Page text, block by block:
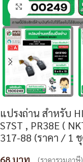
Click to enlarge
แปรงถ่าน สำหรับ
S7ST , PR38E (
317-88 (ราคา / 1
68 (ราคารวมภาษี)